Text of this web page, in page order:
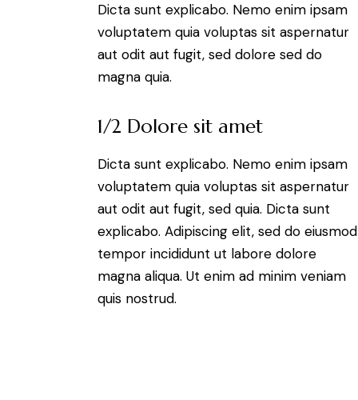
Dicta sunt explicabo. Nemo enim ipsam
voluptatem quia voluptas sit aspernatur
aut odit aut fugit, sed dolore sed do
magna quia.
1/2 Dolore sit amet
Dicta sunt explicabo. Nemo enim ipsam
voluptatem quia voluptas sit aspernatur
aut odit aut fugit, sed quia. Dicta sunt
explicabo. Adipiscing elit, sed do eiusmod
tempor incididunt ut labore dolore
magna aliqua. Ut enim ad minim veniam
quis nostrud.